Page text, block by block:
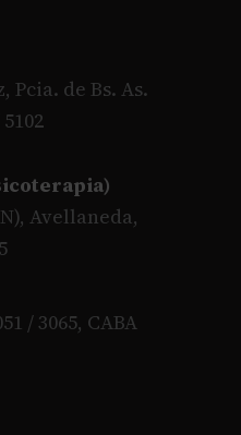
Pcia. de Bs. As.
Avellaneda,
/ 3065, CABA